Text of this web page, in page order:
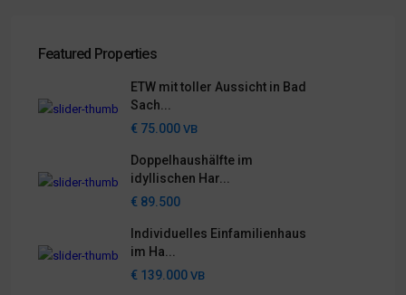
Featured Properties
ETW mit toller Aussicht in Bad
Sach...
€ 75.000 VB
Doppelhaushälfte im
idyllischen Har...
€ 89.500
Individuelles Einfamilienhaus
im Ha...
€ 139.000 VB